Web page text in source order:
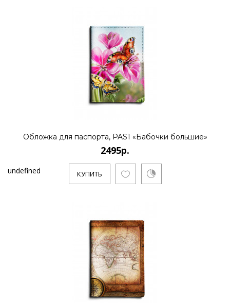
Обложка для паспорта, PAS1 «Бабочки большие»
2495р.
КУПИТЬ
undefined